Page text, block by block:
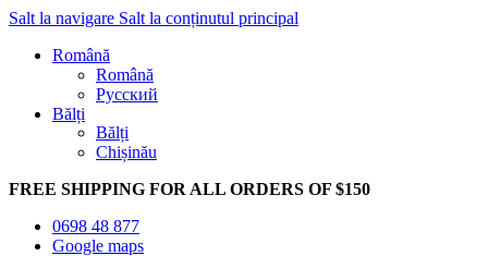
Salt la navigare Salt la conținutul principal
Română
Română
Русский
Bălți
Bălți
Chișinău
FREE SHIPPING FOR ALL ORDERS OF $150
0698 48 877
Google maps